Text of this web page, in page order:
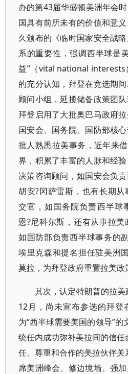
办的第43届华盛顿美洲年会
国具有前所未有的价值和意
久颁布的《临时国家安全战
系的重要性，强调西半球是
益”（vital national interests
的充分认知，拜登在竞选期
顾问小组，延揽储备政策团
拜登启用了大批奥巴马政府
国安会、国务院、国防部核
批人熟悉拉美事务，近年来
界，积累了丰富的人脉和经
决策咨询顾问，如国安会负
胡安?冈萨雷斯，也有长期
交官，如国务院负责西半球
恩?尼科尔斯，还有从事拉美
如国防部负责西半球事务的
埃里克森和提名担任驻美洲
莫拉，为拜登政府重置拉美政
其次，认定特朗普的拉
12月，尚未宣布参选的拜登
为“西半球需要美国的领导”
统任内成功弥补美拉间的信任
任、尊重和合作的美拉伙伴关
席美洲峰会、修边境墙、强